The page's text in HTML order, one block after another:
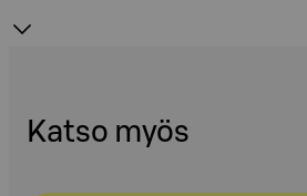
Katso myös